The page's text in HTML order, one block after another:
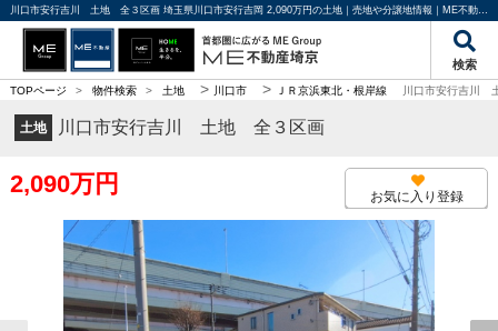
川口市安行吉川 土地 全３区画 埼玉県川口市安行吉岡 2,090万円の土地｜売地や分譲地情報｜ME不動産埼京
検索
TOPページ > 物件検索 > 土地 > 川口市 > ＪＲ京浜東北・根岸線 川口市安行吉川
土地 川口市安行吉川 土地 全３区画
2,090万円 お気に入り登録